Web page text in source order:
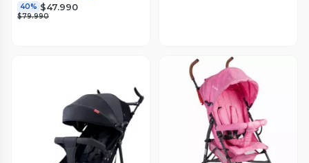
40% $47.990
$79.990